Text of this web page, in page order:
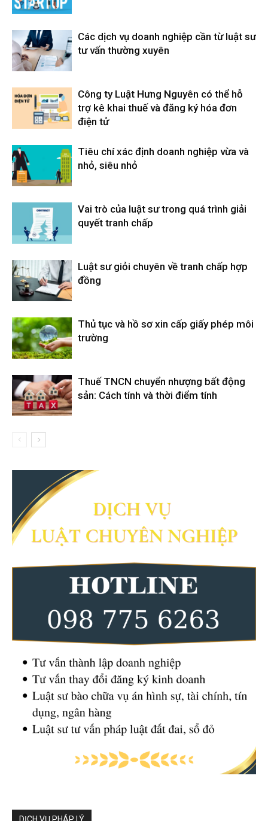
Các dịch vụ doanh nghiệp cần từ luật sư
tư vấn thường xuyên
Công ty Luật Hưng Nguyên có thể hỗ
trợ kê khai thuế và đăng ký hóa đơn
điện tử
Tiêu chí xác định doanh nghiệp vừa và
nhỏ, siêu nhỏ
Vai trò của luật sư trong quá trình giải
quyết tranh chấp
Luật sư giỏi chuyên về tranh chấp hợp
đồng
Thủ tục và hồ sơ xin cấp giấy phép môi
trường
Thuế TNCN chuyển nhượng bất động
sản: Cách tính và thời điểm tính